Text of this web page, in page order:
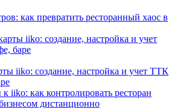
как превратить ресторанный хаос в
iiko: создание, настройка и учет ТТК